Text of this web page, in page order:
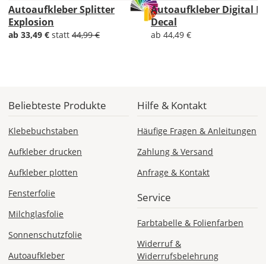
Lieferzeit
DE
Economy
Deutschland
EU
AT
Autoaufkleber Splitter
Explosion
ab 33,49 € statt 44,99 €
Autoaufkleber Digital
Decal
ab 44,49 €
Beliebteste Produkte
Klebebuchstaben
Aufkleber drucken
Aufkleber plotten
Fensterfolie
Milchglasfolie
Sonnenschutzfolie
Autoaufkleber
Hilfe & Kontakt
Häufige Fragen & Anleitungen
Zahlung & Versand
Anfrage & Kontakt
Service
Farbtabelle & Folienfarben
Widerruf &
Widerrufsbelehrung